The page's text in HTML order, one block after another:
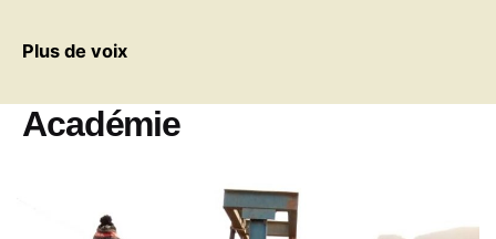
Plus de voix
Académie